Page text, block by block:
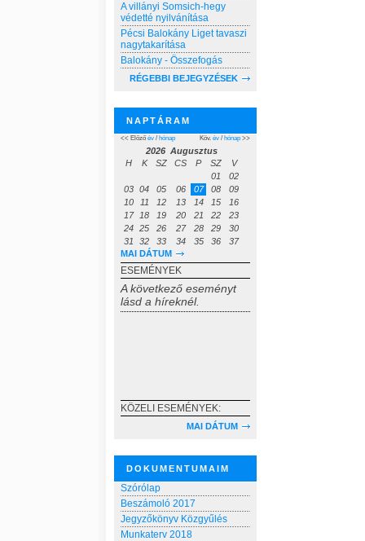
A villányi Somsich-hegy
védetté nyilvánítása
Pécsi Balokány Liget tavaszi
nagytakarítása
Balokány - Összefogás
RÉGEBBI BEJEGYZÉSEK
NAPTÁRAM
<< Előző év / hónap Köv. év / hónap >>
2026 Augusztus
H
K SZ CS P SZ
V
01
02
03 04 05 06 07 08
09
10
11 12 13 14 15
16
17
18 19 20 21 22
23
24 25 26 27 28 29
30
31
32 33 34 35 36
37
MAI DÁTUM
ESEMÉNYEK
A következő eseményt
lásd a híreknél.
KÖZELI ESEMÉNYEK:
MAI DÁTUM
DOKUMENTUMAIM
Szórólap
Beszámoló 2017
Jegyzőkönyv Közgyűlés
Munkaterv 2018